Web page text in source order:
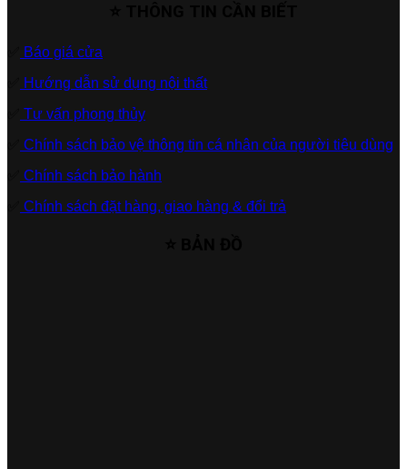
Báo giá cửa
Hướng dẫn sử dụng nội thất
Tư vấn phong thủy
Chính sách bảo vệ thông tin cá nhân của người tiêu dùng
Chính sách bảo hành
Chính sách đặt hàng, giao hàng & đổi trả